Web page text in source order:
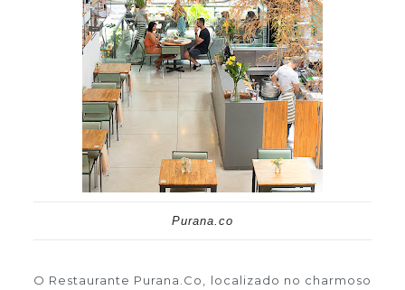
Purana.co
O Restaurante Purana.Co, localizado no charmoso